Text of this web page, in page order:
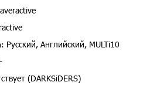
Русский, Английский, MULTi10
(DARKSiDERS)